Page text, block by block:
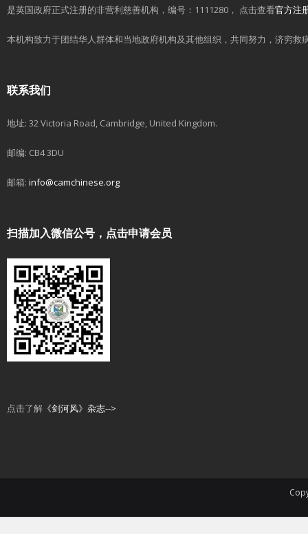
是英国政府正式注册的非营利慈善机构，编号：1111280， 点击查看官方注
本机构致力于团结华人群体和当地政府机构及其他组织，共同努力，济穷
联系我们
地址: 32 Victoria Road, Cambridge, United Kingdom.
邮编: CB4 3DU
邮箱: info@camchinese.org
扫描加入微信公号，点击申请会员
点击了解 《剑河风》杂志-->